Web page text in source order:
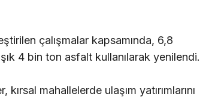
çalışmalar kapsamında, 6,8
4 bin ton asfalt kullanılarak yenilendi.
mahallelerde ulaşım yatırımlarını